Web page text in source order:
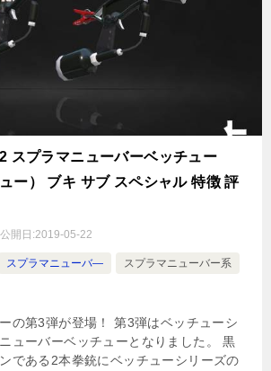
スプラマニューバーベッチュー
ー） ブキ サブ スペシャル 特徴 評
公開日:2019-05-22
スプラマニューバ― スプラマニューバー系
の第3弾が登場！ 第3弾はベッチューシ
ューバーベッチューとなりました。 黒
である2本拳銃にベッチューシリーズの